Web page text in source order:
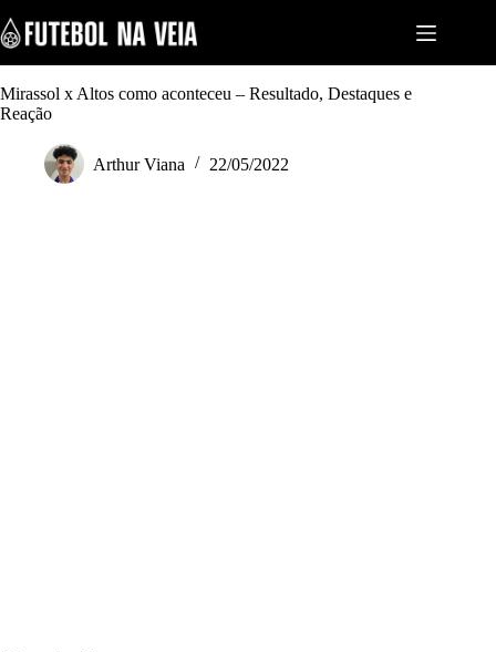
k
i
p
t
o
Mirassol x Altos como aconteceu – Resultado, Destaques e
Reação
Arthur Viana 22/05/2022